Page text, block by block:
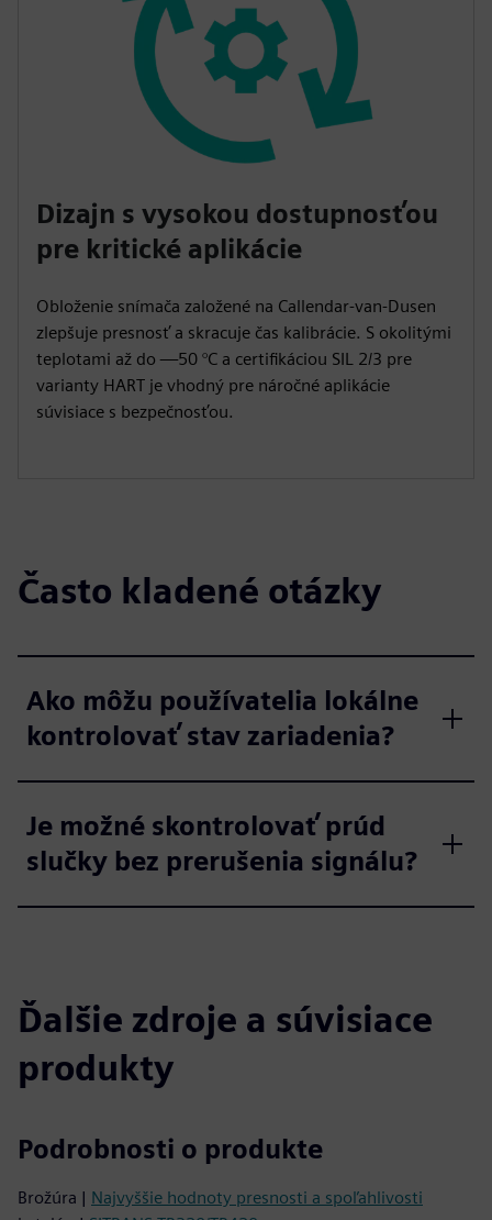
Dizajn s vysokou dostupnosťou
pre kritické aplikácie
Obloženie snímača založené na Callendar-van-Dusen
zlepšuje presnosť a skracuje čas kalibrácie. S okolitými
teplotami až do —50 °C a certifikáciou SIL 2/3 pre
varianty HART je vhodný pre náročné aplikácie
súvisiace s bezpečnosťou.
Často kladené otázky
Ako môžu používatelia lokálne
kontrolovať stav zariadenia?
Je možné skontrolovať prúd
slučky bez prerušenia signálu?
Ďalšie zdroje a súvisiace
produkty
Podrobnosti o produkte
Brožúra | Najvyššie hodnoty presnosti a spoľahlivosti